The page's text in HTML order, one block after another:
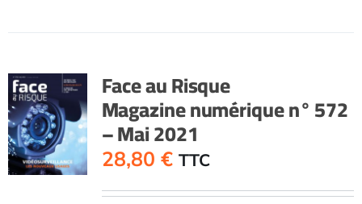
Face au Risque
Magazine numérique n° 572
– Mai 2021
28,80 € TTC